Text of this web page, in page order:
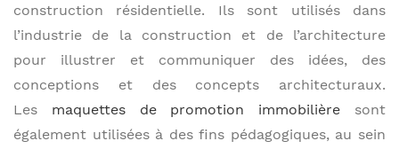
construction résidentielle. Ils sont utilisés dans
l’industrie de la construction et de l’architecture
pour illustrer et communiquer des idées, des
conceptions et des concepts architecturaux.
Les maquettes de promotion immobilière sont
également utilisées à des fins pédagogiques, au sein